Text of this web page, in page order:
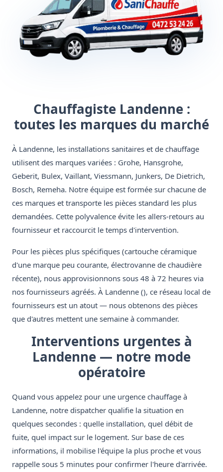
Chauffagiste Landenne :
toutes les marques du marché
À Landenne, les installations sanitaires et de chauffage
utilisent des marques variées : Grohe, Hansgrohe,
Geberit, Bulex, Vaillant, Viessmann, Junkers, De Dietrich,
Bosch, Remeha. Notre équipe est formée sur chacune de
ces marques et transporte les pièces standard les plus
demandées. Cette polyvalence évite les allers-retours au
fournisseur et raccourcit le temps d'intervention.
Pour les pièces plus spécifiques (cartouche céramique
d'une marque peu courante, électrovanne de chaudière
récente), nous approvisionnons sous 48 à 72 heures via
nos fournisseurs agréés. À Landenne (), ce réseau local de
fournisseurs est un atout — nous obtenons des pièces
que d'autres mettent une semaine à commander.
Interventions urgentes à
Landenne — notre mode
opératoire
Quand vous appelez pour une urgence chauffage à
Landenne, notre dispatcher qualifie la situation en
quelques secondes : quelle installation, quel débit de
fuite, quel impact sur le logement. Sur base de ces
informations, il mobilise l'équipe la plus proche et vous
rappelle sous 5 minutes pour confirmer l'heure d'arrivée.